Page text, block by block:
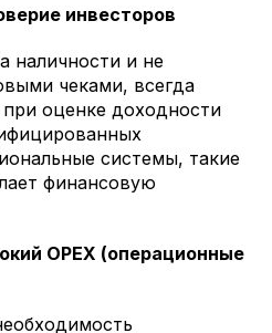
инвесторов
наличности и не
чеками, всегда
оценке доходности
системы, такие
финансовую
OPEX (операционные